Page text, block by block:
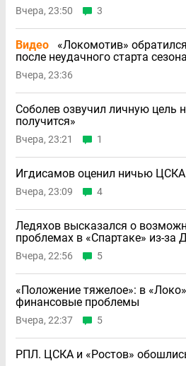
Вчера, 23:50 3
Видео
«Локомотив»
после неудачного старта сезона
Вчера, 23:36
Соболев озвучил личную цель
получится»
Вчера, 23:21 1
Игдисамов оценил ничью ЦСКА
Вчера, 23:09 4
Ледяхов высказался о
проблемах в «Спартаке» из-за
Вчера, 22:56 5
«Положение тяжелое»: в
финансовые проблемы
Вчера, 22:37 5
РПЛ. ЦСКА и «Ростов»